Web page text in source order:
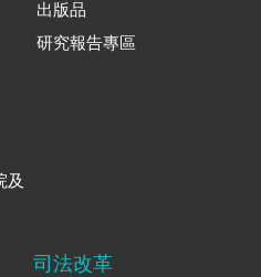
及
出版品
研究報告專區
司法改革